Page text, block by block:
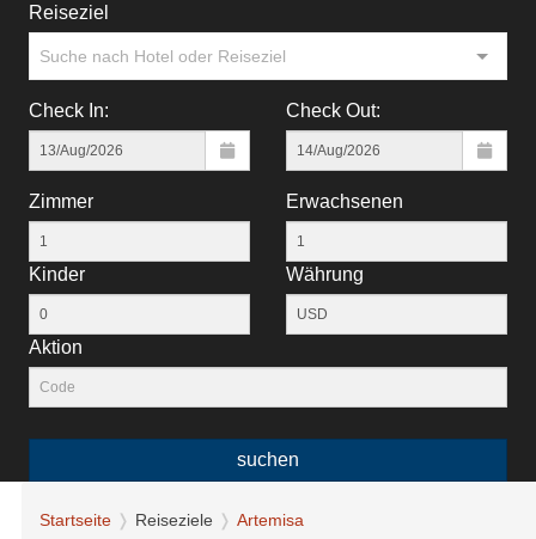
Reiseziel
Suche nach Hotel oder Reiseziel
Check In: Check Out:
Zimmer Erwachsenen
Kinder Währung
Aktion
suchen
Startseite Reiseziele Artemisa